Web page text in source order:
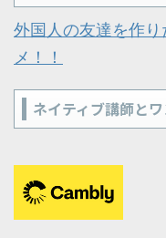
外国人の友達を作
メ！！
ネイティブ講師と